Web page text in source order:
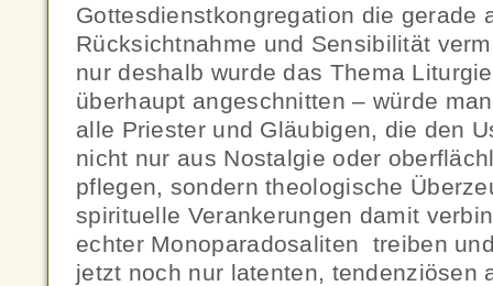
Gottesdienstkongregation die gerade
Rücksichtnahme und Sensibilität
nur deshalb wurde das Thema
überhaupt angeschnitten – würde
alle Priester und Gläubigen, die den
nicht nur aus Nostalgie oder
pflegen, sondern theologische
spirituelle Verankerungen damit
echter Monoparadosaliten treiben
jetzt noch nur latenten, tendenziösen